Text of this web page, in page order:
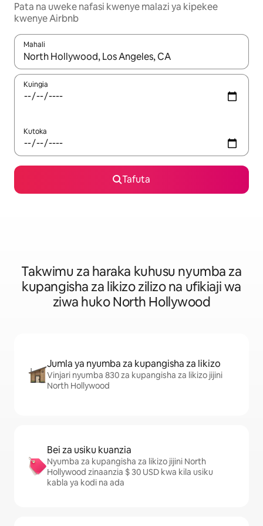
Pata na uweke nafasi kwenye malazi ya kipekee
kwenye Airbnb
Mahali
Wakati matokeo yanapatikana, vinjari kwa kutumia vitufe vya
Kuingia
Kutoka
Tafuta
Takwimu za haraka kuhusu nyumba za
kupangisha za likizo zilizo na ufikiaji wa
ziwa huko North Hollywood
Jumla ya nyumba za kupangisha za likizo
Vinjari nyumba 830 za kupangisha za likizo jijini
North Hollywood
Bei za usiku kuanzia
Nyumba za kupangisha za likizo jijini North
Hollywood zinaanzia $ 30 USD kwa kila usiku
kabla ya kodi na ada